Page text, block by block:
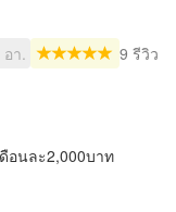
อา.
9 รีวิว
อนละ2,000บาท